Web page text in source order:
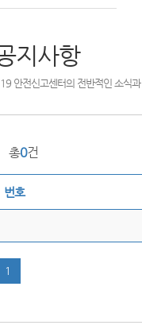
지사항
안전신고센터의 전반적인 소식
총0건
번호
1